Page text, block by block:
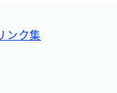
ンク集